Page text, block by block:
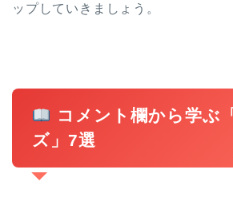
ップしていきましょう。
コメント欄から学ぶ
ズ」7選